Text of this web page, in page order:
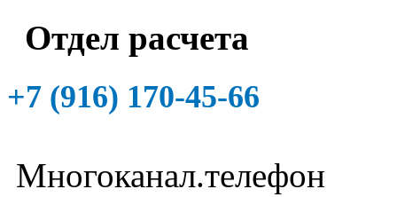
Отдел расчета
+7 (916) 170-45-66
Многоканал.телефон